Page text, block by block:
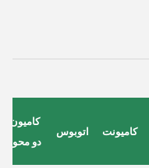
کامیونت اتوبوس
کامیون
دو محور